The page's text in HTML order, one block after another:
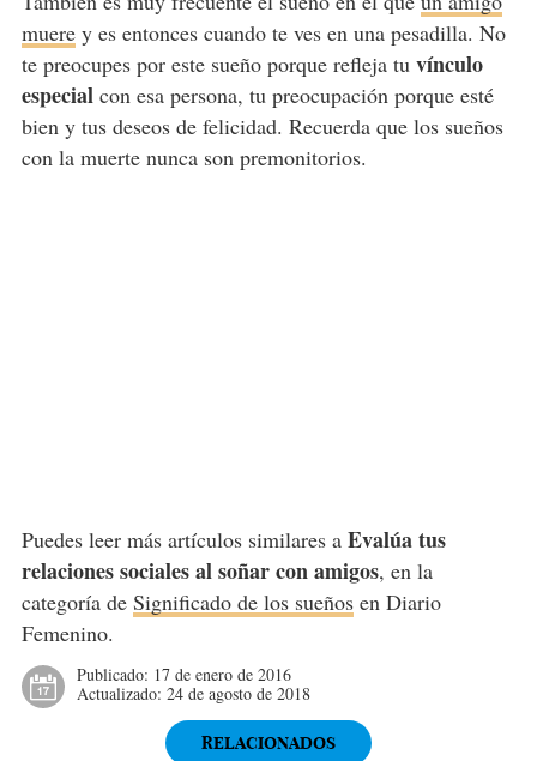
muerey es entonces cuando te ves en una pesadilla. No
te preocupes por este sueño porque refleja tu vínculo
especialcon esa persona, tu preocupación porque esté
bien y tus deseos de felicidad. Recuerda que los sueños
con la muerte nunca son premonitorios.
Puedes leer más artículos similares a Evalúa tus
relaciones sociales al soñar con amigos, en la
categoría de Significado de los sueñosen Diario
Femenino.
Publicado: 17 de enero de 2016
Actualizado: 24 de agosto de 2018
RELACIONADOS